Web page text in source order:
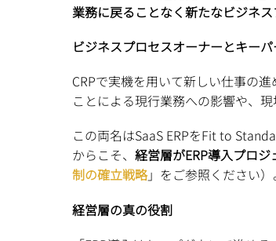
業務に戻ることなく新たなビジネ
ビジネスプロセスオーナーとキー
CRPで実機を用いて新しい仕事の
ことによる現行業務への影響や、
この両名はSaaS ERPをFit to
からこそ、 経営層がERP導入プロ
制の確立戦略」をご参照ください）
経営層の真の役割